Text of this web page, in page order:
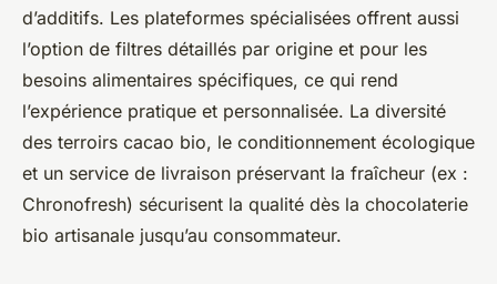
d’additifs. Les plateformes spécialisées offrent aussi
l’option de filtres détaillés par origine et pour les
besoins alimentaires spécifiques, ce qui rend
l’expérience pratique et personnalisée. La diversité
des terroirs cacao bio, le conditionnement écologique
et un service de livraison préservant la fraîcheur (ex :
Chronofresh) sécurisent la qualité dès la chocolaterie
bio artisanale jusqu’au consommateur.